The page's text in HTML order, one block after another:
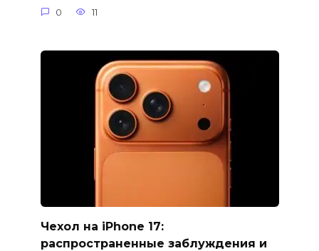
0 11
Чехол на iPhone 17:
распространенные заблуждения и